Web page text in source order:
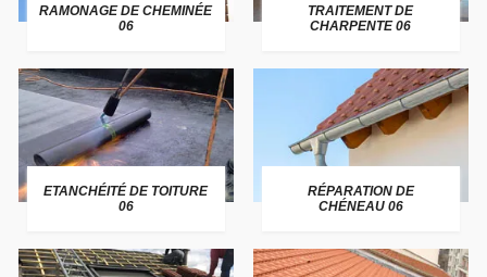
RAMONAGE DE CHEMINÉE
06
TRAITEMENT DE
CHARPENTE 06
ETANCHÉITÉ DE TOITURE
06
RÉPARATION DE
CHÉNEAU 06